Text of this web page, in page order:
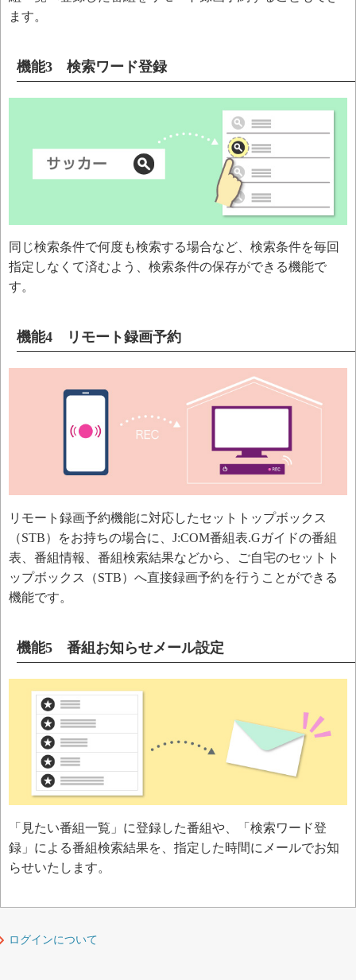
ます。
機能3 検索ワード登録
同じ検索条件で何度も検索する場合など、検索条件を毎回
指定しなくて済むよう、検索条件の保存ができる機能で
す。
機能4 リモート録画予約
リモート録画予約機能に対応したセットトップボックス
（STB）をお持ちの場合に、J:COM番組表.Gガイドの番組
表、番組情報、番組検索結果などから、ご自宅のセットト
ップボックス（STB）へ直接録画予約を行うことができる
機能です。
機能5 番組お知らせメール設定
「見たい番組一覧」に登録した番組や、「検索ワード登
録」による番組検索結果を、指定した時間にメールでお知
らせいたします。
ログインについて